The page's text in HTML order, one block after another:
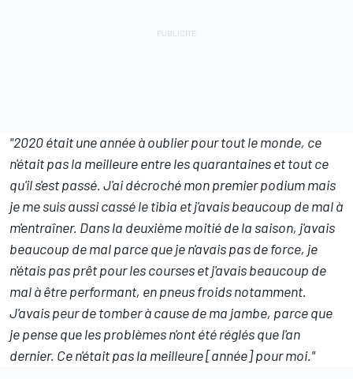
"2020 était une année à oublier pour tout le monde, ce
n'était pas la meilleure entre les quarantaines et tout ce
qu'il s'est passé. J'ai décroché mon premier podium mais
je me suis aussi cassé le tibia et j'avais beaucoup de mal à
m'entraîner. Dans la deuxième moitié de la saison, j'avais
beaucoup de mal parce que je n'avais pas de force, je
n'étais pas prêt pour les courses et j'avais beaucoup de
mal à être performant, en pneus froids notamment.
J'avais peur de tomber à cause de ma jambe, parce que
je pense que les problèmes n'ont été réglés que l'an
dernier. Ce n'était pas la meilleure [année] pour moi."